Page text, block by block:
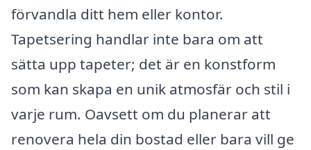
förvandla ditt hem eller kontor.
Tapetsering handlar inte bara om att
sätta upp tapeter; det är en konstform
som kan skapa en unik atmosfär och stil i
varje rum. Oavsett om du planerar att
renovera hela din bostad eller bara vill ge